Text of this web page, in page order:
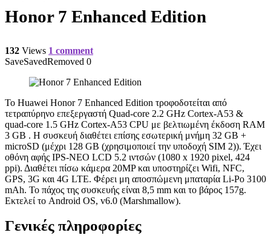
Honor 7 Enhanced Edition
132 Views 1 comment
SaveSavedRemoved 0
Το Huawei Honor 7 Enhanced Edition τροφοδοτείται από
τετραπύρηνο επεξεργαστή Quad-core 2.2 GHz Cortex-A53 &
quad-core 1.5 GHz Cortex-A53 CPU με βελτιωμένη έκδοση RAM
3 GB . Η συσκευή διαθέτει επίσης εσωτερική μνήμη 32 GB +
microSD (μέχρι 128 GB (χρησιμοποιεί την υποδοχή SIM 2)). Έχει
οθόνη αφής IPS-NEO LCD 5.2 ιντσών (1080 x 1920 pixel, 424
ppi). Διαθέτει πίσω κάμερα 20MP και υποστηρίζει Wifi, NFC,
GPS, 3G και 4G LTE. Φέρει μη αποσπώμενη μπαταρία Li-Po 3100
mAh. Το πάχος της συσκευής είναι 8,5 mm και το βάρος 157g.
Εκτελεί το Android OS, v6.0 (Marshmallow).
Γενικές πληροφορίες